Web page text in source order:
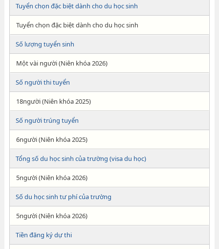
Tuyển chọn đặc biệt dành cho du học sinh
Tuyển chọn đặc biệt dành cho du học sinh
Số lượng tuyển sinh
Một vài người (Niên khóa 2026)
Số người thi tuyển
18người (Niên khóa 2025)
Số người trúng tuyển
6người (Niên khóa 2025)
Tổng số du học sinh của trường (visa du học)
5người (Niên khóa 2026)
Số du học sinh tư phí của trường
5người (Niên khóa 2026)
Tiền đăng ký dự thi